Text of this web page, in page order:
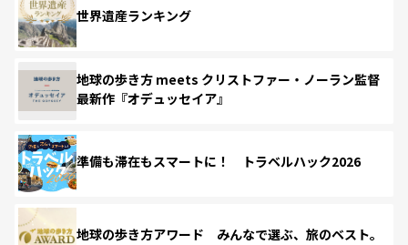
世界遺産ランキング
地球の歩き方 meets クリストファー・ノーラン監督
最新作『オデュッセイア』
準備も滞在もスマートに！ トラベルハック2026
地球の歩き方アワード みんなで選ぶ、旅のベスト。